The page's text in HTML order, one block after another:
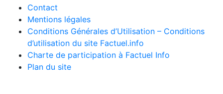
Contact
Mentions légales
Conditions Générales d’Utilisation – Conditions
d’utilisation du site Factuel.info
Charte de participation à Factuel Info
Plan du site